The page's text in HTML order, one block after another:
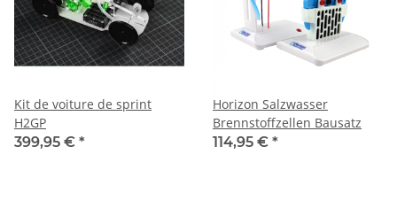
Kit de voiture de sprint
H2GP
399,95 € *
Horizon Salzwasser
Brennstoffzellen Bausatz
114,95 € *